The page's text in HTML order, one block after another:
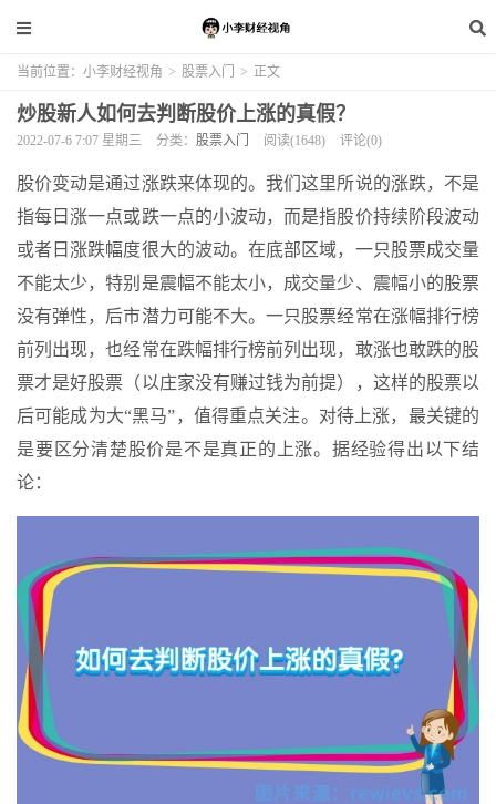
当前位置： 小李财经视角 > 股票入门 > 正文
炒股新人如何去判断股价上涨的真假？
2022-07-6 7:07 星期三 分类： 股票入门 阅读(1648) 评论(0)
股价变动是通过涨跌来体现的。我们这里所说的涨跌，不是
指每日涨一点或跌一点的小波动，而是指股价持续阶段波动
或者日涨跌幅度很大的波动。在底部区域，一只股票成交量
不能太少，特别是震幅不能太小，成交量少、震幅小的股票
没有弹性，后市潜力可能不大。一只股票经常在涨幅排行榜
前列出现，也经常在跌幅排行榜前列出现，敢涨也敢跌的股
票才是好股票（以庄家没有赚过钱为前提），这样的股票以
后可能成为大“黑马”，值得重点关注。对待上涨，最关键的
是要区分清楚股价是不是真正的上涨。据经验得出以下结
论：